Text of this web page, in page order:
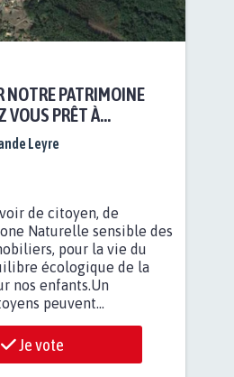
NOTRE PATRIMOINE
VOUS PRÊT À
DE LA ZONE
LE BOURG DE
LEYRE ?
Leyre
de citoyen, de
Naturelle sensible des
pour la vie du
écologique de la
nos enfants.Un
peuvent...
Je vote